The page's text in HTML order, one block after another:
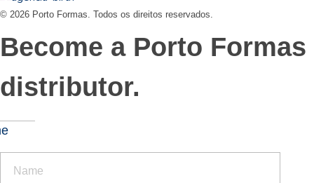
© 2026 Porto Formas. Todos os direitos reservados.
Become a Porto Formas
distributor.